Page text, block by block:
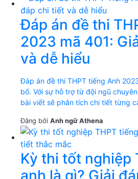
Đáp án đề thi
2023 mã 401:
và dễ hiểu
Đáp án đề thi THPT tiếng Anh
bố. Với sự hỗ trợ từ đội ngũ
bài viết sẽ phân tích chi tiết từng
Đăng bởi Anh ngữ Athena
Kỳ thi tốt nghiệp
anh là gì? Giải